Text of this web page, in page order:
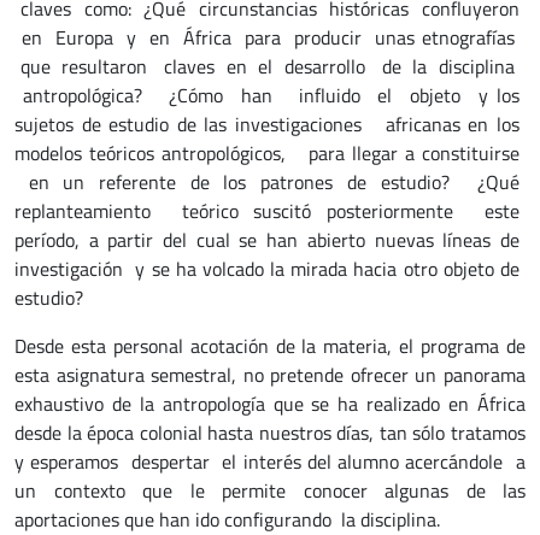
claves como: ¿Qué circunstancias históricas confluyeron
en Europa y en África para producir unas etnografías
que resultaron claves en el desarrollo de la disciplina
antropológica? ¿Cómo han influido el objeto y los
sujetos de estudio de las investigaciones africanas en los
modelos teóricos antropológicos, para llegar a constituirse
en un referente de los patrones de estudio? ¿Qué
replanteamiento teórico suscitó posteriormente este
período, a partir del cual se han abierto nuevas líneas de
investigación y se ha volcado la mirada hacia otro objeto de
estudio?
Desde esta personal acotación de la materia, el programa de
esta asignatura semestral, no pretende ofrecer un panorama
exhaustivo de la antropología que se ha realizado en África
desde la época colonial hasta nuestros días, tan sólo tratamos
y esperamos despertar el interés del alumno acercándole a
un contexto que le permite conocer algunas de las
aportaciones que han ido configurando la disciplina.